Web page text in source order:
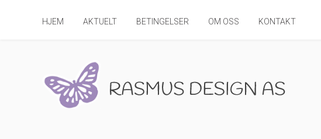
HJEM AKTUELT BETINGELSER OM OSS KONTAKT